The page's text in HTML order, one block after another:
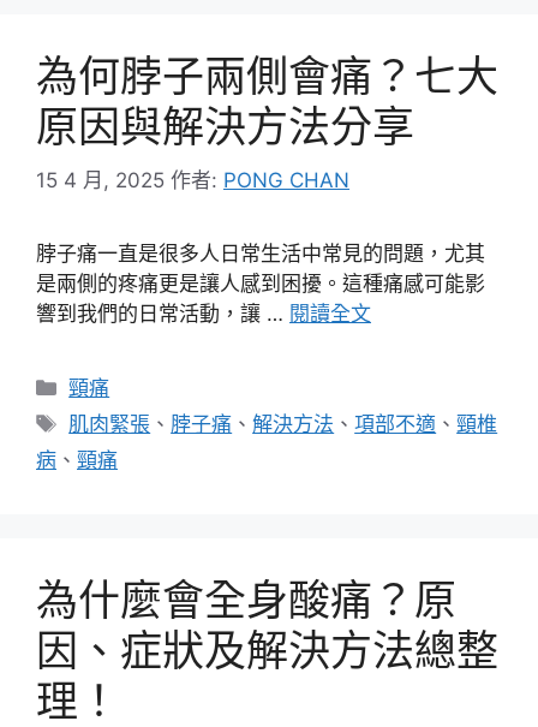
為何脖子兩側會痛？七大
原因與解決方法分享
15 4 月, 2025 作者: PONG CHAN
脖子痛一直是很多人日常生活中常見的問題，尤其
是兩側的疼痛更是讓人感到困擾。這種痛感可能影
響到我們的日常活動，讓 … 閱讀全文
分
類
頸痛
標
籤
肌肉緊張 、 脖子痛 、解決方法 、項部不適 、頸椎
病 、 頸痛
為什麼會全身酸痛？原
因、症狀及解決方法總整
理！